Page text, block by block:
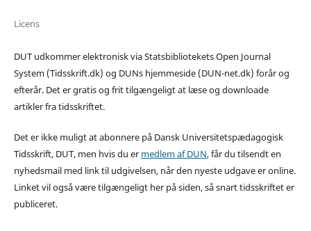
Licens
DUT udkommer elektronisk via Statsbibliotekets Open Journal
System (Tidsskrift.dk) og DUNs hjemmeside (DUN-net.dk) forår og
efterår. Det er gratis og frit tilgængeligt at læse og downloade
artikler fra tidsskriftet.
Det er ikke muligt at abonnere på Dansk Universitetspædagogisk
Tidsskrift, DUT, men hvis du er medlem af DUN, får du tilsendt en
nyhedsmail med link til udgivelsen, når den nyeste udgave er online.
Linket vil også være tilgængeligt her på siden, så snart tidsskriftet er
publiceret.